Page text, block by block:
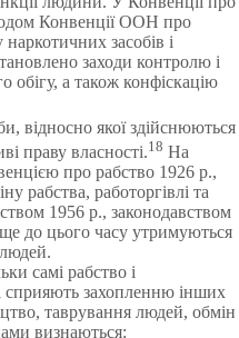
Конвенції ООН про
засобів і
заходи контролю і
обігу, а також конфіскацію
відносно якої здійснюються
праву власності.18 На
про рабство 1926 р.,
рабства, работоргівлі та
1956 р., законодавством
ще до цього часу утримуються
самі рабство і
сприяють захопленню інших
таврування людей, обмін
визнаються: